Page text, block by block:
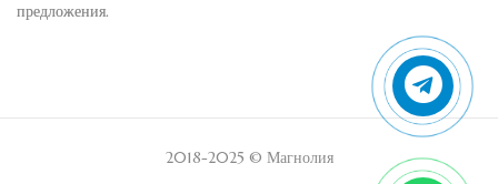
предложения.
2018-2025 © Магнолия